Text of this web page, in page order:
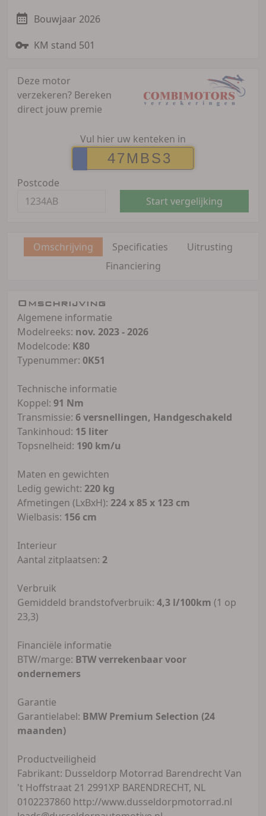
Bouwjaar 2026
KM stand 501
Deze motor
verzekeren? Bereken
direct jouw premie
Vul hier uw kenteken in
Postcode
Start vergelijking
Omschrijving Specificaties
Uitrusting
Financiering
Omschrijving
Algemene informatie
Modelreeks: nov. 2023 - 2026
Modelcode: K80
Typenummer: 0K51
Technische informatie
Koppel: 91 Nm
Transmissie: 6 versnellingen, Handgeschakeld
Tankinhoud: 15 liter
Topsnelheid: 190 km/u
Maten en gewichten
Ledig gewicht: 220 kg
Afmetingen (LxBxH): 224 x 85 x 123 cm
Wielbasis: 156 cm
Interieur
Aantal zitplaatsen: 2
Verbruik
Gemiddeld brandstofverbruik: 4,3 l/100km (1 op
23,3)
Financiële informatie
BTW/marge: BTW verrekenbaar voor
ondernemers
Garantie
Garantielabel: BMW Premium Selection (24
maanden)
Productveiligheid
Fabrikant: Dusseldorp Motorrad Barendrecht Van
't Hoffstraat 21 2991XP BARENDRECHT, NL
0102237860 http://www.dusseldorpmotorrad.nl